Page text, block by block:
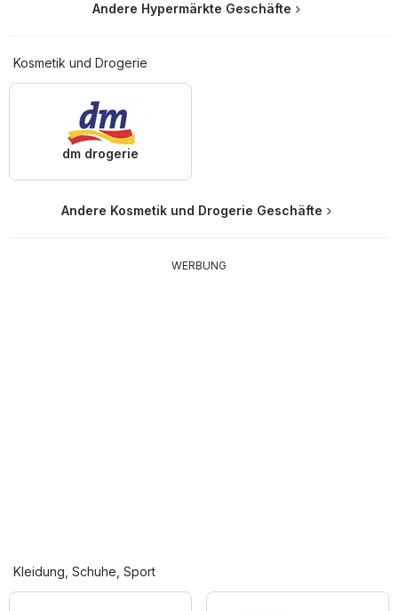
Andere Hypermärkte Geschäfte
Kosmetik und Drogerie
dm drogerie
Andere Kosmetik und Drogerie Geschäfte
WERBUNG
Kleidung, Schuhe, Sport